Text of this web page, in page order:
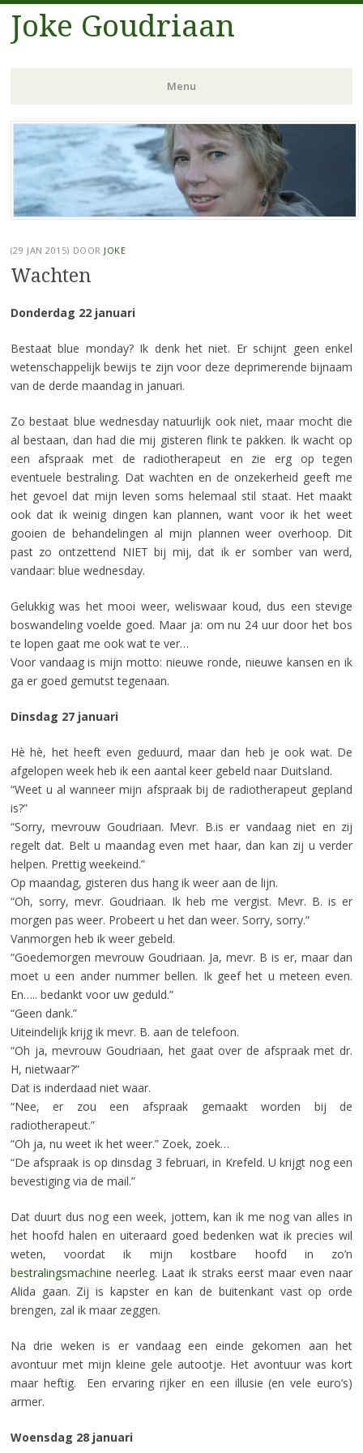
Joke Goudriaan
Menu
Spring
naar
inhoud
(29 JAN 2015) DOOR JOKE
Wachten
Donderdag 22 januari
Bestaat blue monday? Ik denk het niet. Er schijnt geen enkel
wetenschappelijk bewijs te zijn voor deze deprimerende bijnaam
van de derde maandag in januari.
Zo bestaat blue wednesday natuurlijk ook niet, maar mocht die
al bestaan, dan had die mij gisteren flink te pakken. Ik wacht op
een afspraak met de radiotherapeut en zie erg op tegen
eventuele bestraling. Dat wachten en de onzekerheid geeft me
het gevoel dat mijn leven soms helemaal stil staat. Het maakt
ook dat ik weinig dingen kan plannen, want voor ik het weet
gooien de behandelingen al mijn plannen weer overhoop. Dit
past zo ontzettend NIET bij mij, dat ik er somber van werd,
vandaar: blue wednesday.
Gelukkig was het mooi weer, weliswaar koud, dus een stevige
boswandeling voelde goed. Maar ja: om nu 24 uur door het bos
te lopen gaat me ook wat te ver…
Voor vandaag is mijn motto: nieuwe ronde, nieuwe kansen en ik
ga er goed gemutst tegenaan.
Dinsdag 27 januari
Hè hè, het heeft even geduurd, maar dan heb je ook wat. De
afgelopen week heb ik een aantal keer gebeld naar Duitsland.
“Weet u al wanneer mijn afspraak bij de radiotherapeut gepland
is?”
“Sorry, mevrouw Goudriaan. Mevr. B.is er vandaag niet en zij
regelt dat. Belt u maandag even met haar, dan kan zij u verder
helpen. Prettig weekeind.”
Op maandag, gisteren dus hang ik weer aan de lijn.
“Oh, sorry, mevr. Goudriaan. Ik heb me vergist. Mevr. B. is er
morgen pas weer. Probeert u het dan weer. Sorry, sorry.”
Vanmorgen heb ik weer gebeld.
“Goedemorgen mevrouw Goudriaan. Ja, mevr. B is er, maar dan
moet u een ander nummer bellen. Ik geef het u meteen even.
En….. bedankt voor uw geduld.”
“Geen dank.”
Uiteindelijk krijg ik mevr. B. aan de telefoon.
“Oh ja, mevrouw Goudriaan, het gaat over de afspraak met dr.
H, nietwaar?”
Dat is inderdaad niet waar.
“Nee, er zou een afspraak gemaakt worden bij de
radiotherapeut.”
“Oh ja, nu weet ik het weer.” Zoek, zoek…
“De afspraak is op dinsdag 3 februari, in Krefeld. U krijgt nog een
bevestiging via de mail.”
Dat duurt dus nog een week, jottem, kan ik me nog van alles in
het hoofd halen en uiteraard goed bedenken wat ik precies wil
weten, voordat ik mijn kostbare hoofd in zo’n
bestralingsmachine neerleg. Laat ik straks eerst maar even naar
Alida gaan. Zij is kapster en kan de buitenkant vast op orde
brengen, zal ik maar zeggen.
Na drie weken is er vandaag een einde gekomen aan het
avontuur met mijn kleine gele autootje. Het avontuur was kort
maar heftig. Een ervaring rijker en een illusie (en vele euro’s)
armer.
Woensdag 28 januari